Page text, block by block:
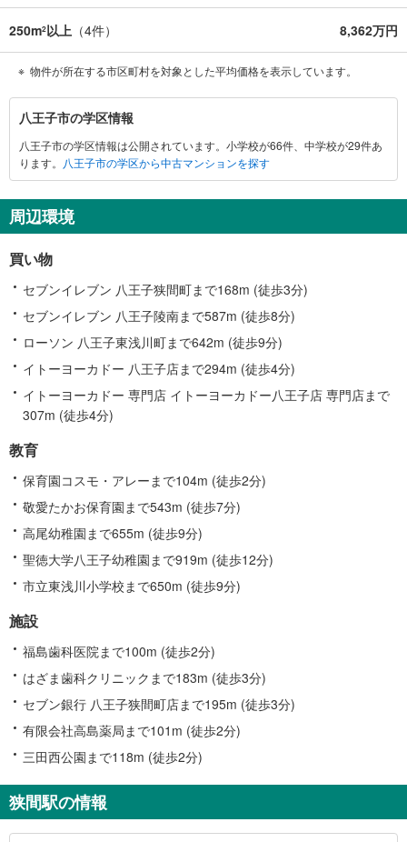
250m2以上 （4件） 8,362万円
物件が所在する市区町村を対象とした平均価格を表示しています。
八
王
子
市
関
す
情
報
八王子市の学区情報
八王子市の学区情報は公開されています。小学校が66件、中学校が29件あ
ります。
八王子市の学区から中古マンションを探す
周辺環境
買い物
セブンイレブン 八王子狭間町まで168m (徒歩3分)
セブンイレブン 八王子陵南まで587m (徒歩8分)
ローソン 八王子東浅川町まで642m (徒歩9分)
イトーヨーカドー 八王子店まで294m (徒歩4分)
イトーヨーカドー 専門店 イトーヨーカドー八王子店 専門店まで
307m (徒歩4分)
教育
保育園コスモ・アレーまで104m (徒歩2分)
敬愛たかお保育園まで543m (徒歩7分)
高尾幼稚園まで655m (徒歩9分)
聖徳大学八王子幼稚園まで919m (徒歩12分)
市立東浅川小学校まで650m (徒歩9分)
施設
福島歯科医院まで100m (徒歩2分)
はざま歯科クリニックまで183m (徒歩3分)
セブン銀行 八王子狭間町店まで195m (徒歩3分)
有限会社高島薬局まで101m (徒歩2分)
三田西公園まで118m (徒歩2分)
狭間駅の情報